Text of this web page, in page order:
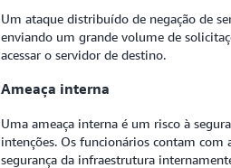
Um ataque distribuído de negação de
enviando um grande volume de
acessar o servidor de destino.
Ameaça interna
Uma ameaça interna é um risco à
intenções. Os funcionários contam com
segurança da infraestrutura